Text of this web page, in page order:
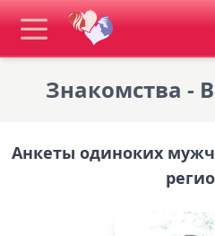
Знакомства -
Анкеты одиноких